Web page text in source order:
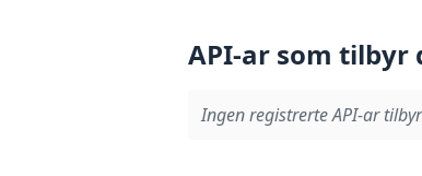
API-ar som
Ingen registrerte API-ar